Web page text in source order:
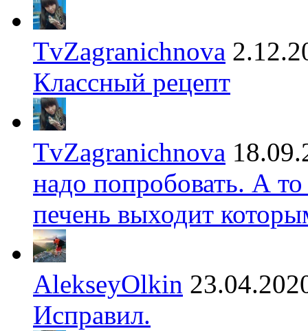
TvZagranichnova
Классный рецепт
TvZagranichnova
надо попробовать. А
печень выходит
AlekseyOlkin
Исправил.